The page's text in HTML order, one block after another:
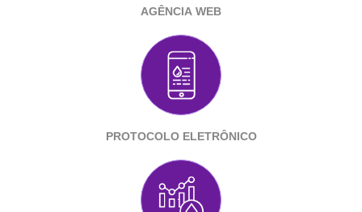
Agência Web
Protocolo Eletrônico